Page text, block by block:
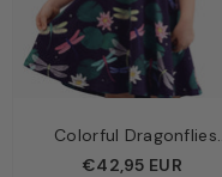
Colorful Dragonflies
Kinder Kleid Dunkelblau
€42,95 EUR